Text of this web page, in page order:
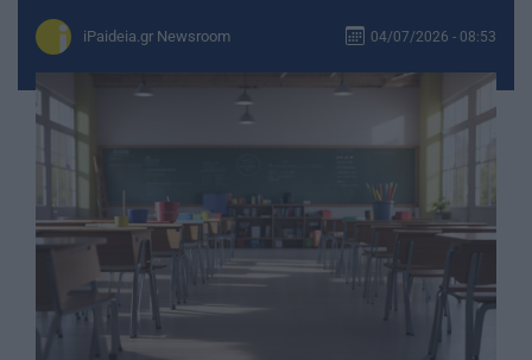
iPaideia.gr Newsroom 04/07/2026 - 08:53